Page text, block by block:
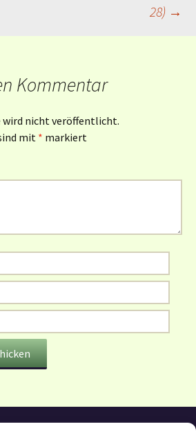
28) →
Kommentar
wird nicht veröffentlicht.
mit * markiert